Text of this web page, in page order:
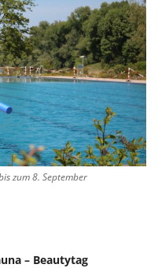
zum 8. September
– Beautytag